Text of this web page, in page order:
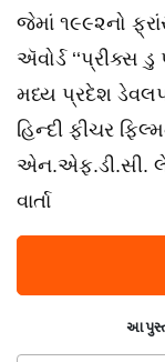
જેમાં ૧૯૯૨નો
ઍવોર્ડ
મધ્ય પ્રદેશ
હિન્દી ફીચર
એન.એફ.ડી.સી.
વાર્તા
આ